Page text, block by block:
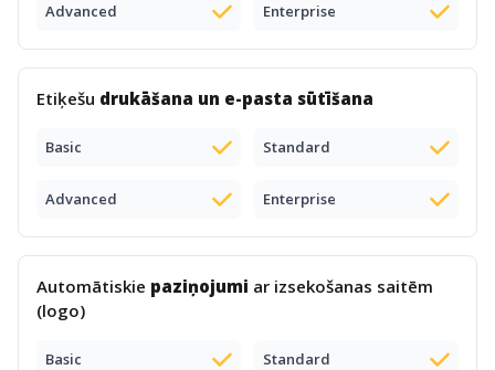
Advanced Enterprise
Etiķešu drukāšana un e-pasta sūtīšana
Basic Standard
Advanced Enterprise
Automātiskie paziņojumi ar izsekošanas saitēm
(logo)
Basic Standard